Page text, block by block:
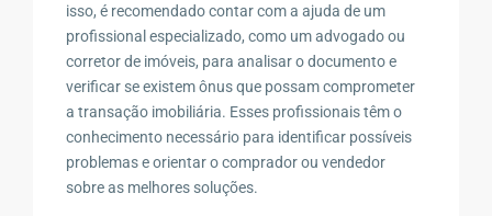
isso, é recomendado contar com a ajuda de um
profissional especializado, como um advogado ou
corretor de imóveis, para analisar o documento e
verificar se existem ônus que possam comprometer
a transação imobiliária. Esses profissionais têm o
conhecimento necessário para identificar possíveis
problemas e orientar o comprador ou vendedor
sobre as melhores soluções.